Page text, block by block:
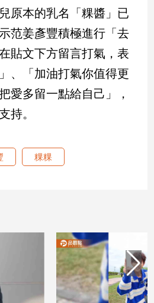
原本的乳名「粿醬」已
范姜彥豐積極進行「去
貼文下方留言打氣，表
、「加油打氣你值得更
愛多留一點給自己」，
持。
粿粿